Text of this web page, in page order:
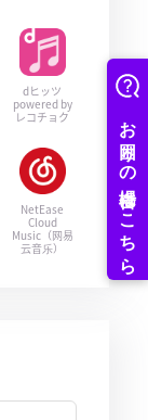
dヒッツ
powered by
レコチョク
NetEase
Cloud
Music（网易
云音乐）